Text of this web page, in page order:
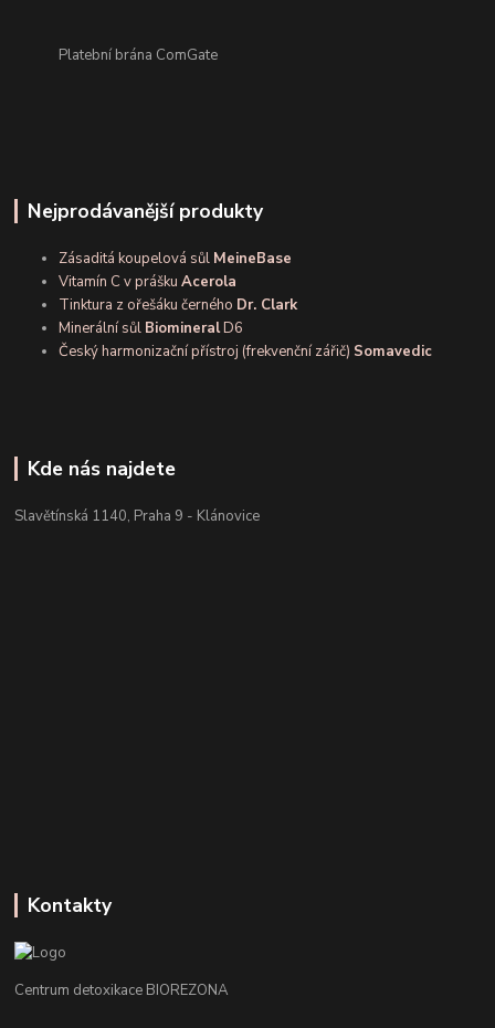
Platební brána ComGate
Nejprodávanější produkty
Zásaditá koupelová sůl MeineBase
Vitamín C v práškuAcerola
Tinktura z ořešáku černého Dr. Clark
Minerální sůl BiomineralD6
Český harmonizační přístroj (frekvenční zářič) Somavedic
Kde nás najdete
Slavětínská 1140, Praha 9 - Klánovice
Kontakty
Centrum detoxikace BIOREZONA